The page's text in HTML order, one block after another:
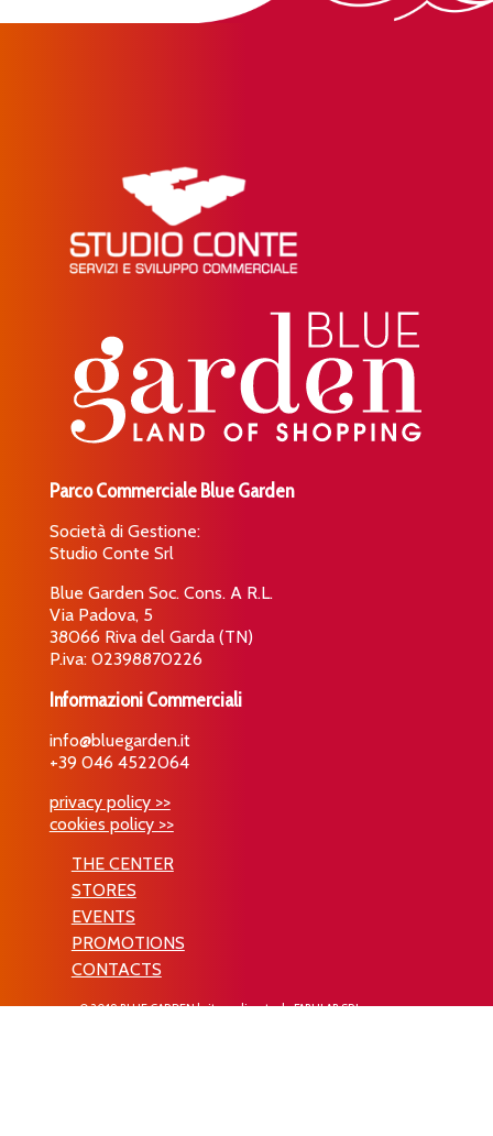
Parco Commerciale Blue Garden
Società di Gestione:
Studio Conte Srl
Blue Garden Soc. Cons. A R.L.
Via Padova, 5
38066 Riva del Garda (TN)
P.iva: 02398870226
Informazioni Commerciali
info@bluegarden.it
+39 046 4522064
privacy policy >>
cookies policy >>
THE CENTER
STORES
EVENTS
PROMOTIONS
CONTACTS
© 2019 BLUE GARDEN | sito realizzato daFABULAB SRL